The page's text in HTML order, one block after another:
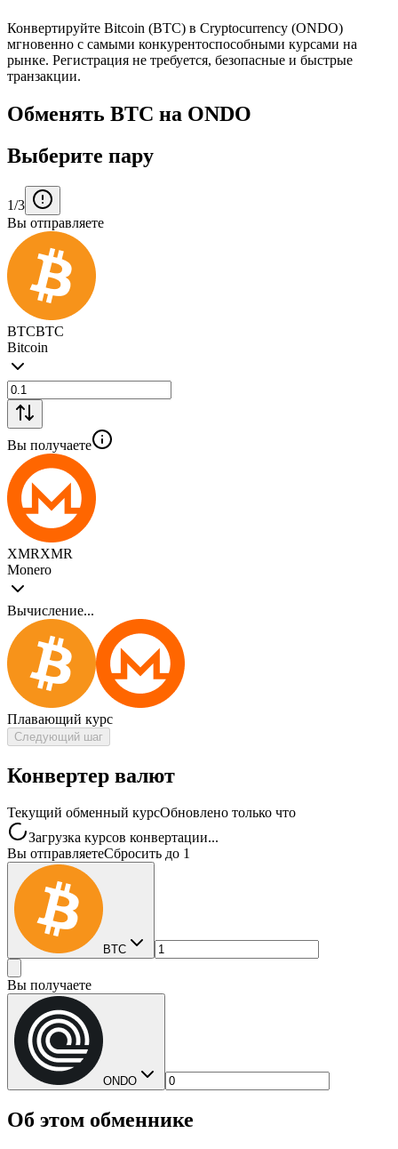
Конвертируйте Bitcoin (BTC) в Cryptocurrency (ONDO)
мгновенно с самыми конкурентоспособными курсами на
рынке. Регистрация не требуется, безопасные и быстрые
транзакции.
Обменять BTC на ONDO
Выберите пару
1/3
Вы отправляете
BTCBTC
Bitcoin
Вы получаете
XMRXMR
Monero
Вычисление...
Плавающий курс
Следующий шаг
Конвертер валют
Текущий обменный курсОбновлено только что
Загрузка курсов конвертации...
Вы отправляетеСбросить до 1
BTC
Вы получаете
ONDO
Об этом обменнике